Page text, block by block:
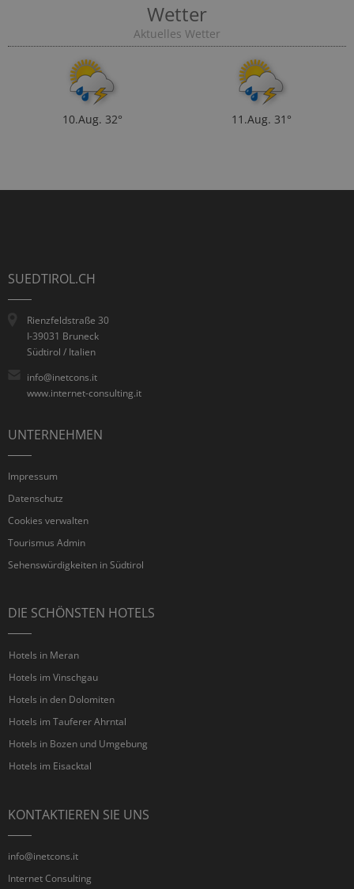
Wetter
Aktuelles Wetter
10.Aug. 32° 11.Aug. 31°
SUEDTIROL.CH
Rienzfeldstraße 30
I-39031 Bruneck
Südtirol / Italien
info@inetcons.it
www.internet-consulting.it
UNTERNEHMEN
Impressum
Datenschutz
Cookies verwalten
Tourismus Admin
Sehenswürdigkeiten in Südtirol
DIE SCHÖNSTEN HOTELS
Hotels in Meran
Hotels im Vinschgau
Hotels in den Dolomiten
Hotels im Tauferer Ahrntal
Hotels in Bozen und Umgebung
Hotels im Eisacktal
KONTAKTIEREN SIE UNS
info@inetcons.it
Internet Consulting